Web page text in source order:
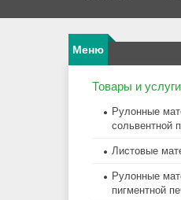
Товары и услуги
Рулонные
сольвентной
Листовые
Рулонные
пигментной